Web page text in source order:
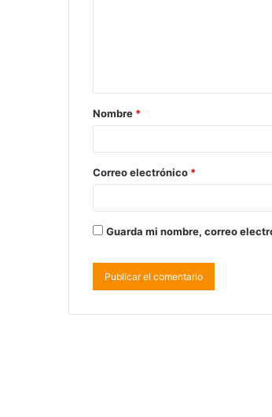
Nombre *
Correo electrónico *
Guarda mi nombre, correo